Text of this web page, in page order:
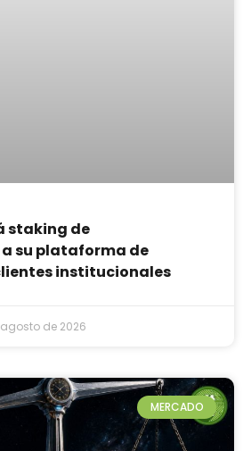
staking de
su plataforma de
institucionales
de 2026
MERCADO